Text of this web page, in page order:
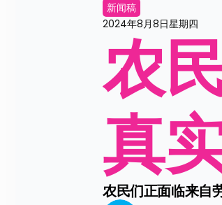
新闻稿
2024年8月8日星期四
农
真
农民们正面临来自